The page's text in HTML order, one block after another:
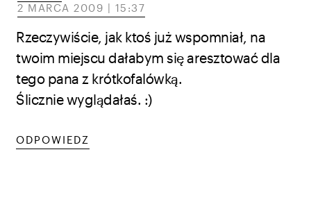
2 MARCA 2009 | 15:37
Rzeczywiście, jak ktoś już wspomniał, na
twoim miejscu dałabym się aresztować dla
tego pana z krótkofalówką.
Ślicznie wyglądałaś. :)
ODPOWIEDZ